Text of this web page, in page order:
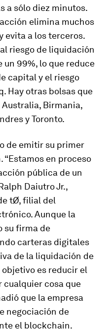
a sólo diez minutos.
elimina muchos
evita a los terceros.
riesgo de liquidación
un 99%, lo que reduce
capital y el riesgo
Hay otras bolsas que
Birmania,
y Toronto.
de emitir su primer
en proceso
pública de un
Daiutro Jr.,
tØ, filial del
Aunque la
su firma de
carteras digitales
de la liquidación de
objetivo es reducir el
cosa que
que la empresa
negociación de
el blockchain.